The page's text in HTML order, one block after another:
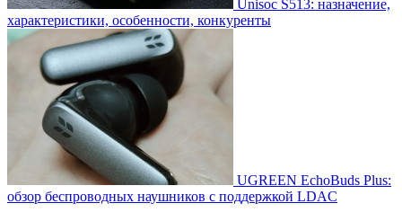
Unisoc S513: назначение,
характеристики, особенности, конкуренты
UGREEN EchoBuds Plus:
обзор беспроводных наушников с поддержкой LDAC